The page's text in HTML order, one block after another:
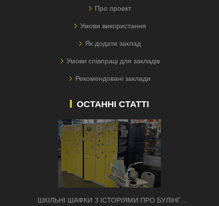
Про проект
Умови використання
Як додати заклад
Умови співпраці для закладів
Рекомендовані заклади
ОСТАННІ СТАТТІ
ШКІЛЬНІ ШАФКИ З ІСТОРІЯМИ ПРО БУЛІНГ